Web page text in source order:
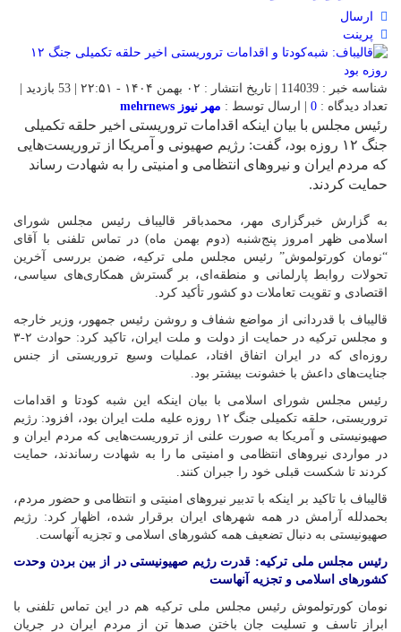
ارسال
پرینت
شناسه خبر : 114039 | تاریخ انتشار : ۰۲ بهمن ۱۴۰۴ - ۲۲:۵۱ | 53 بازدید |
تعداد دیدگاه : 0 | ارسال توسط : مهر نیوز mehrnews
رئیس مجلس با بیان اینکه اقدامات تروریستی اخیر حلقه تکمیلی
جنگ ۱۲ روزه بود، گفت: رژیم صهیونی و آمریکا از تروریست‌هایی
که مردم ایران و نیروهای انتظامی و امنیتی را به شهادت رساند
حمایت کردند.
به گزارش خبرگزاری مهر، محمدباقر قالیباف رئیس مجلس شورای
اسلامی ظهر امروز پنج‌شنبه (دوم بهمن ماه) در تماس تلفنی با آقای
“نومان کورتولموش” رئیس مجلس ملی ترکیه، ضمن بررسی آخرین
تحولات روابط پارلمانی و منطقه‌ای، بر گسترش همکاری‌های سیاسی،
اقتصادی و تقویت تعاملات دو کشور تأکید کرد.
قالیباف با قدردانی از مواضع شفاف و روشن رئیس جمهور، وزیر خارجه
و مجلس ترکیه در حمایت از دولت و ملت ایران، تاکید کرد: حوادث ۲-۳
روزه‌ای که در ایران اتفاق افتاد، عملیات وسیع تروریستی از جنس
جنایت‌های داعش با خشونت بیشتر بود.
رئیس مجلس شورای اسلامی با بیان اینکه این شبه کودتا و اقدامات
تروریستی، حلقه تکمیلی جنگ ۱۲ روزه علیه ملت ایران بود، افزود: رژیم
صهیونیستی و آمریکا به صورت علنی از تروریست‌هایی که مردم ایران و
در مواردی نیروهای انتظامی و امنیتی ما را به شهادت رساندند، حمایت
کردند تا شکست قبلی خود را جبران کنند.
قالیباف با تاکید بر اینکه با تدبیر نیروهای امنیتی و انتظامی و حضور مردم،
بحمدلله آرامش در همه شهرهای ایران برقرار شده، اظهار کرد: رژیم
صهیونیستی به دنبال تضعیف همه کشورهای اسلامی و تجزیه آنهاست.
رئیس مجلس ملی ترکیه: قدرت رژیم صهیونیستی در از بین بردن وحدت
کشورهای اسلامی و تجزیه آنهاست
نومان کورتولموش رئیس مجلس ملی ترکیه هم در این تماس تلفنی با
ابراز تاسف و تسلیت جان باختن صدها تن از مردم ایران در جریان